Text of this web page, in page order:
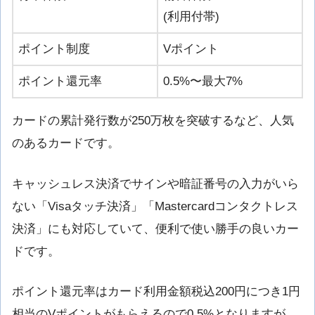
(利用付帯)
ポイント制度 Vポイント
ポイント還元率 0.5%〜最大7%
カードの累計発行数が250万枚を突破するなど、人気
のあるカードです。
キャッシュレス決済でサインや暗証番号の入力がいら
ない「Visaタッチ決済」「Mastercardコンタクトレス
決済」にも対応していて、便利で使い勝手の良いカー
ドです。
ポイント還元率はカード利用金額税込200円につき1円